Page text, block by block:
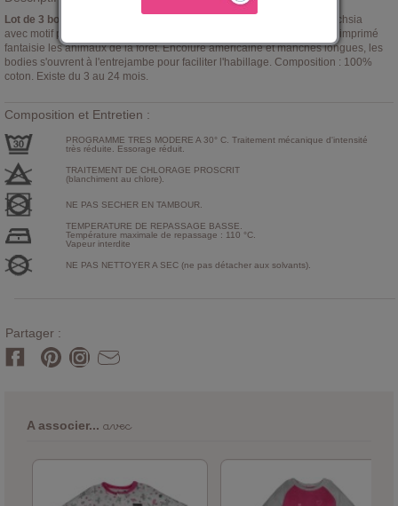
Lot de 3 bodies Florine Sucre d'orge
. Il se compose d'un body uni fuchsia
avec motif poitrine faon, un body gris avec illustration et un body écru imprimé
fantaisie les animaux de la forêt. Encolure américaine et manches longues, les
bodies s'ouvrent à l'entrejambe pour faciliter l'habillage. Composition : 100%
coton. Existe du 3 au 24 mois.
Composition et Entretien :
PROGRAMME TRES MODERE A 30° C. Traitement mécanique d'intensité
très réduite. Essorage réduit.
TRAITEMENT DE CHLORAGE PROSCRIT
(blanchiment au chlore).
NE PAS SECHER EN TAMBOUR.
TEMPERATURE DE REPASSAGE BASSE.
Température maximale de repassage : 110 °C.
Vapeur interdite
NE PAS NETTOYER A SEC (ne pas détacher aux solvants).
Partager :
A associer...